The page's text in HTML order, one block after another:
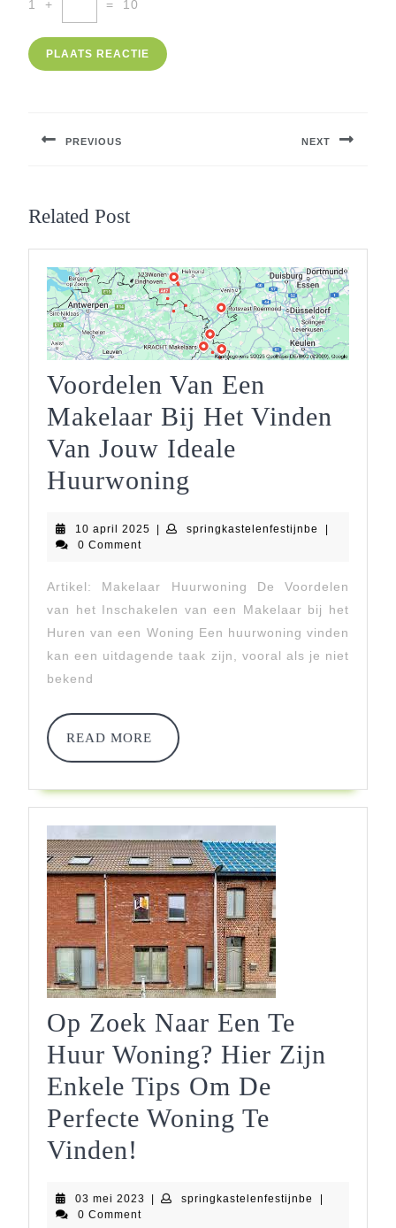
1 + = 10
PREVIOUS NEXT
Related Post
Voordelen Van Een
Makelaar Bij Het Vinden
Van Jouw Ideale
Huurwoning
Een
Makelaar
Bij
Het
Vinden
Huurwoning
10 april 2025 10| springkastelenfestijnbe
|
0 Comment
Artikel: Makelaar Huurwoning De Voordelen
van het Inschakelen van een Makelaar bij het
Huren van een Woning Een huurwoning vinden
kan een uitdagende taak zijn, vooral als je niet
bekend
READ MORE
READ
MORE
Op Zoek Naar Een Te
Huur Woning? Hier Zijn
Enkele Tips Om De
Perfecte Woning Te
Vinden!
Naar
03 mei 2023 03
springkastelenfestijnbe
0 Comment